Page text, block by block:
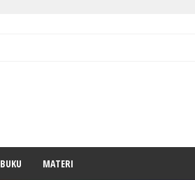
BUKU MATERI